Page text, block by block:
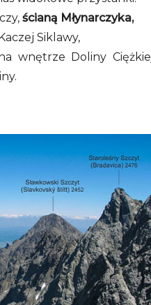
ścianą Młynarczyka,
Siklawy,
wnętrze Doliny